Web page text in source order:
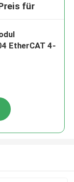
für
EtherCAT 4-